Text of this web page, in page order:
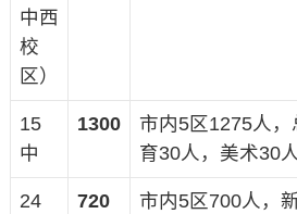
中西
校
区）
15
中
1300
市内5区1275人
育30人，美术30
24
720
市内5区700人，